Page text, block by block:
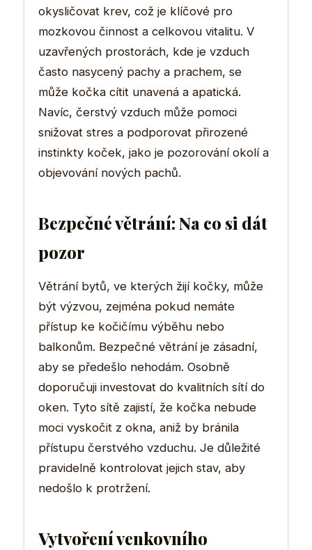
okysličovat krev, což je klíčové pro
mozkovou činnost a celkovou vitalitu. V
uzavřených prostorách, kde je vzduch
často nasycený pachy a prachem, se
může kočka cítit unavená a apatická.
Navíc, čerstvý vzduch může pomoci
snižovat stres a podporovat přirozené
instinkty koček, jako je pozorování okolí a
objevování nových pachů.
Bezpečné větrání: Na co si dát
pozor
Větrání bytů, ve kterých žijí kočky, může
být výzvou, zejména pokud nemáte
přístup ke kočičímu výběhu nebo
balkonům. Bezpečné větrání je zásadní,
aby se předešlo nehodám. Osobně
doporučuji investovat do kvalitních sítí do
oken. Tyto sítě zajistí, že kočka nebude
moci vyskočit z okna, aniž by bránila
přístupu čerstvého vzduchu. Je důležité
pravidelně kontrolovat jejich stav, aby
nedošlo k protržení.
Vytvoření venkovního